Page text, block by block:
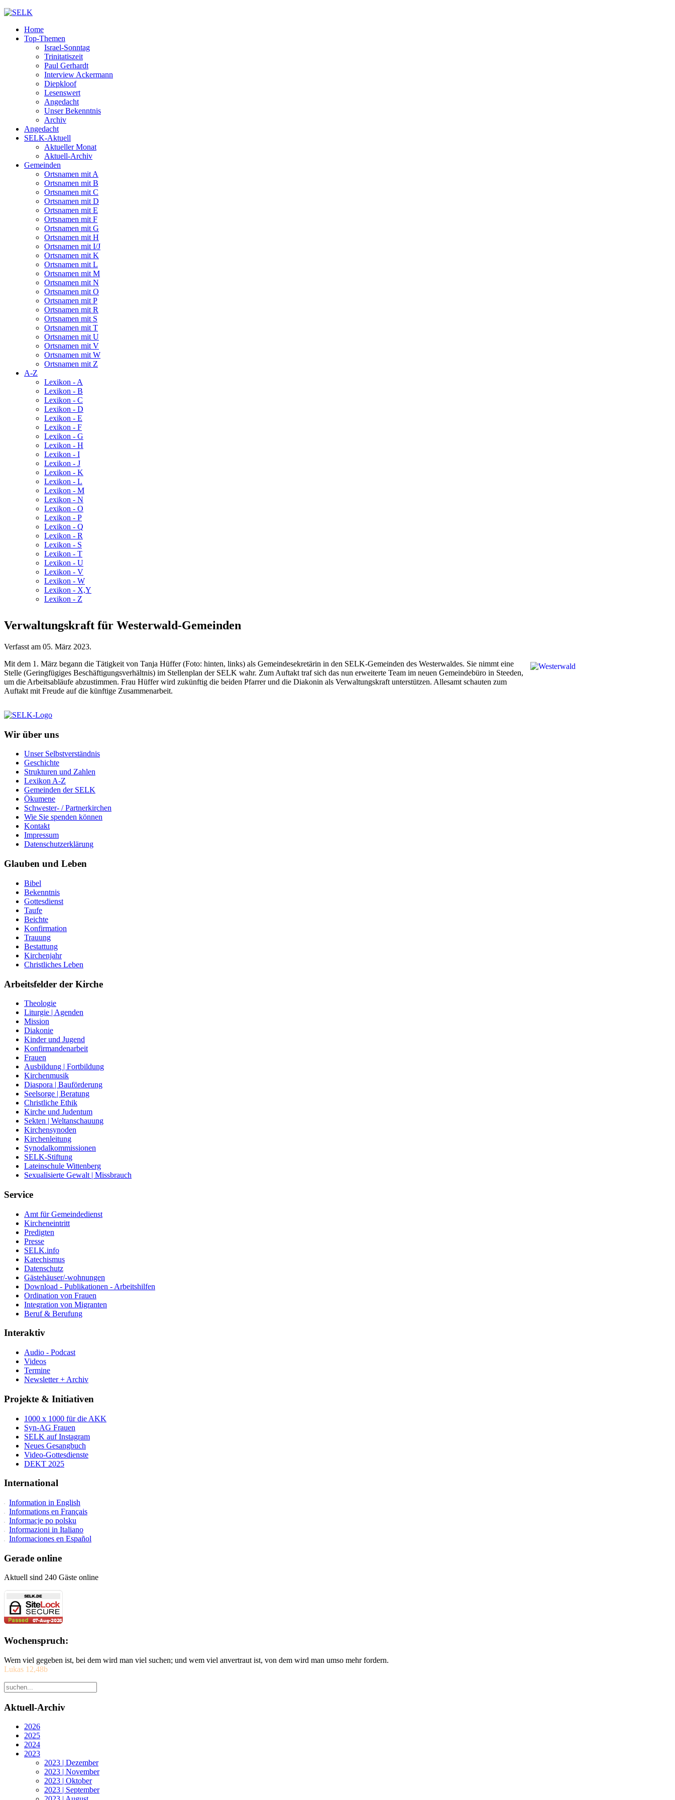
Home
Top-Themen
Israel-Sonntag
Trinitatiszeit
Paul Gerhardt
Interview Ackermann
Diepkloof
Lesenswert
Angedacht
Unser Bekenntnis
Archiv
Angedacht
SELK-Aktuell
Aktueller Monat
Aktuell-Archiv
Gemeinden
Ortsnamen mit A
Ortsnamen mit B
Ortsnamen mit C
Ortsnamen mit D
Ortsnamen mit E
Ortsnamen mit F
Ortsnamen mit G
Ortsnamen mit H
Ortsnamen mit I/J
Ortsnamen mit K
Ortsnamen mit L
Ortsnamen mit M
Ortsnamen mit N
Ortsnamen mit O
Ortsnamen mit P
Ortsnamen mit R
Ortsnamen mit S
Ortsnamen mit T
Ortsnamen mit U
Ortsnamen mit V
Ortsnamen mit W
Ortsnamen mit Z
A-Z
Lexikon - A
Lexikon - B
Lexikon - C
Lexikon - D
Lexikon - E
Lexikon - F
Lexikon - G
Lexikon - H
Lexikon - I
Lexikon - J
Lexikon - K
Lexikon - L
Lexikon - M
Lexikon - N
Lexikon - O
Lexikon - P
Lexikon - Q
Lexikon - R
Lexikon - S
Lexikon - T
Lexikon - U
Lexikon - V
Lexikon - W
Lexikon - X,Y
Lexikon - Z
Verwaltungskraft für Westerwald-Gemeinden
Verfasst am 05. März 2023.
Mit dem 1. März begann die Tätigkeit von Tanja Hüffer (Foto: hinten, links) als Gemeindesekretärin in den SELK-Gemeinden des Westerwaldes. Sie nimmt eine
Stelle (Geringfügiges Beschäftigungsverhältnis) im Stellenplan der SELK wahr. Zum Auftakt traf sich das nun erweiterte Team im neuen Gemeindebüro in Steeden,
um die Arbeitsabläufe abzustimmen. Frau Hüffer wird zukünftig die beiden Pfarrer und die Diakonin als Verwaltungskraft unterstützen. Allesamt schauten zum
Auftakt mit Freude auf die künftige Zusammenarbeit.
Wir über uns
Unser Selbstverständnis
Geschichte
Strukturen und Zahlen
Lexikon A-Z
Gemeinden der SELK
Ökumene
Schwester- / Partnerkirchen
Wie Sie spenden können
Kontakt
Impressum
Datenschutzerklärung
Glauben und Leben
Bibel
Bekenntnis
Gottesdienst
Taufe
Beichte
Konfirmation
Trauung
Bestattung
Kirchenjahr
Christliches Leben
Arbeitsfelder der Kirche
Theologie
Liturgie | Agenden
Mission
Diakonie
Kinder und Jugend
Konfirmandenarbeit
Frauen
Ausbildung | Fortbildung
Kirchenmusik
Diaspora | Bauförderung
Seelsorge | Beratung
Christliche Ethik
Kirche und Judentum
Sekten | Weltanschauung
Kirchensynoden
Kirchenleitung
Synodalkommissionen
SELK-Stiftung
Lateinschule Wittenberg
Sexualisierte Gewalt | Missbrauch
Service
Amt für Gemeindedienst
Kircheneintritt
Predigten
Presse
SELK.info
Katechismus
Datenschutz
Gästehäuser/-wohnungen
Download - Publikationen - Arbeitshilfen
Ordination von Frauen
Integration von Migranten
Beruf & Berufung
Interaktiv
Audio - Podcast
Videos
Termine
Newsletter + Archiv
Projekte & Initiativen
1000 x 1000 für die AKK
Syn-AG Frauen
SELK auf Instagram
Neues Gesangbuch
Video-Gottesdienste
DEKT 2025
International
Information in English
Informations en Français
Informacje po polsku
Informazioni in Italiano
Informaciones en Español
Gerade online
Aktuell sind 240 Gäste online
Wochenspruch:
Wem viel gegeben ist, bei dem wird man viel suchen; und wem viel anvertraut ist, von dem wird man umso mehr fordern.
Lukas 12,48b
Aktuell-Archiv
2026
2025
2024
2023
2023 | Dezember
2023 | November
2023 | Oktober
2023 | September